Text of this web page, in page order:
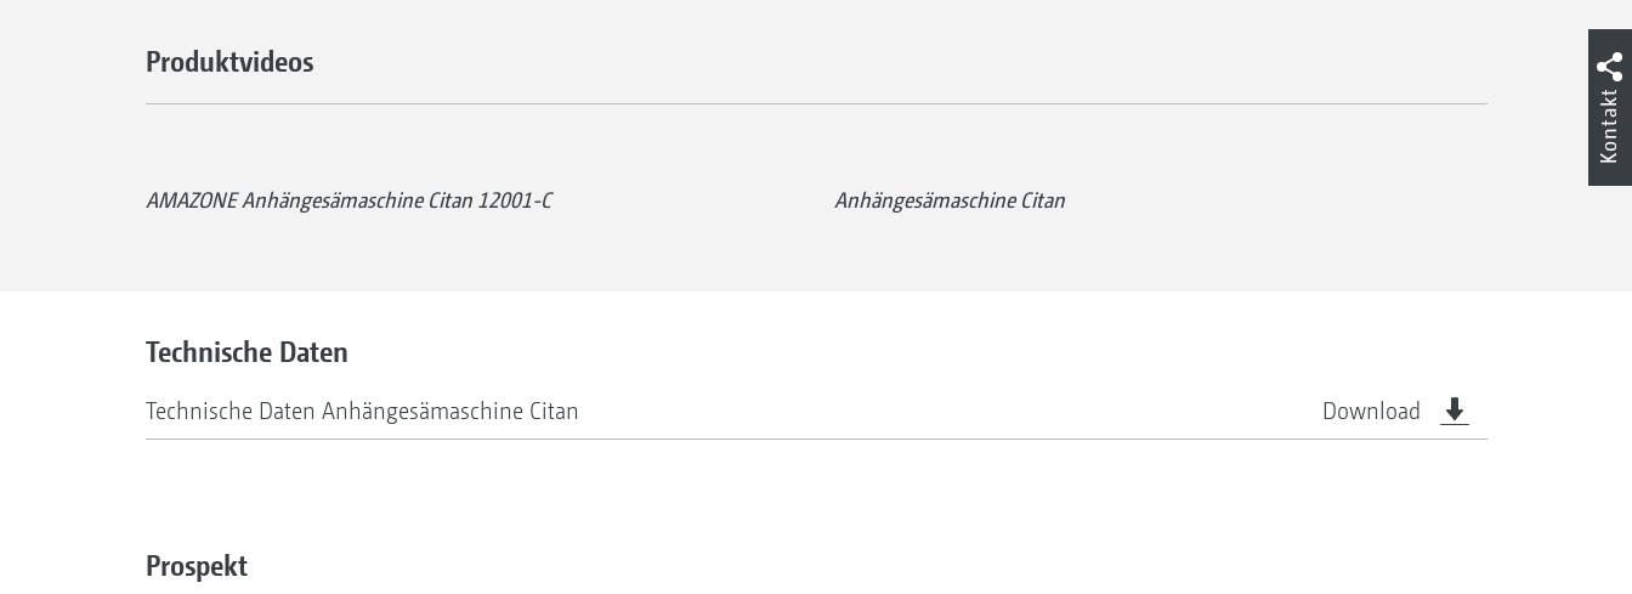
Produktvideos
AMAZONE Anhängesämaschine Citan 12001-C Anhängesämaschine Citan
Technische Daten
Technische Daten Anhängesämaschine Citan Download
Prospekt
Kontakt